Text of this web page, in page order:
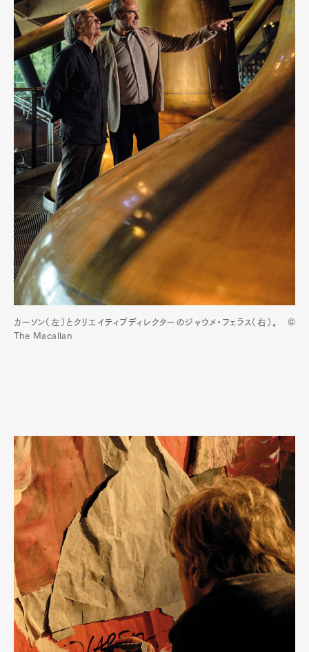
カーソン（左）とクリエイティブディレクターのジャウメ・フェラス（右）。 ©
The Macallan